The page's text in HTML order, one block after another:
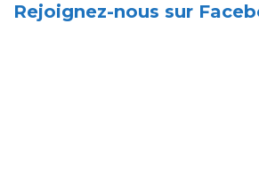
Rejoignez-nous sur